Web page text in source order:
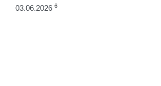
03.06.2026 6